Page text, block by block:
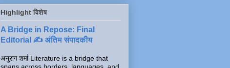
Highlight विशेष
A Bridge in Repose: Final
Editorial ✍️ अंतिम संपादकीय
अनुराग शर्मा Literature is a bridge that